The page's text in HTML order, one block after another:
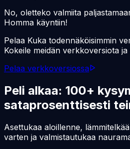
No, oletteko valmiita
Homma käyntiin!
Pelaa Kuka todennäköisimmin
Kokeile meidän verkkoversiota
Pelaa verkkoversiossa
Peli alkaa: 100+
sataprosenttisesti
Asettukaa aloillenne,
varten ja valmistautukaa